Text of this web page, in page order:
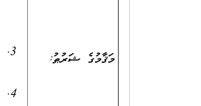
މަޤާމުގެ ޝަރުޠު: